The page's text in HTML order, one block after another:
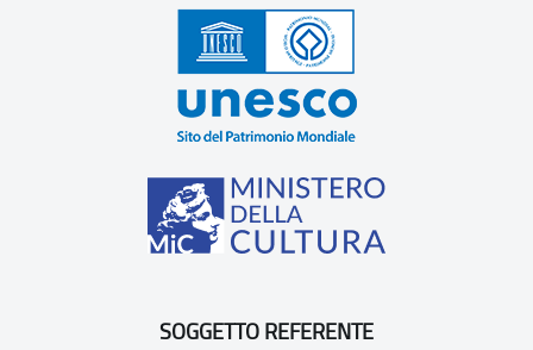
SOGGETTO REFERENTE